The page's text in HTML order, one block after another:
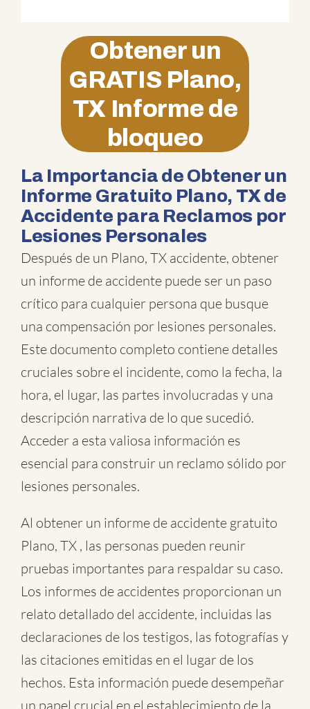
Obtener un
GRATIS Plano,
TX Informe de
bloqueo
La Importancia de Obtener un
Informe Gratuito Plano, TX de
Accidente para Reclamos por
Lesiones Personales
Después de un Plano, TX accidente, obtener
un informe de accidente puede ser un paso
crítico para cualquier persona que busque
una compensación por lesiones personales.
Este documento completo contiene detalles
cruciales sobre el incidente, como la fecha, la
hora, el lugar, las partes involucradas y una
descripción narrativa de lo que sucedió.
Acceder a esta valiosa información es
esencial para construir un reclamo sólido por
lesiones personales.
Al obtener un informe de accidente gratuito
Plano, TX , las personas pueden reunir
pruebas importantes para respaldar su caso.
Los informes de accidentes proporcionan un
relato detallado del accidente, incluidas las
declaraciones de los testigos, las fotografías y
las citaciones emitidas en el lugar de los
hechos. Esta información puede desempeñar
un papel crucial en el establecimiento de la